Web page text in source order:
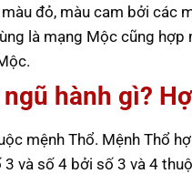
đỏ, màu cam bởi các
là mạng Mộc cũng
hành gì?
mệnh Thổ. Mệnh Thổ
và số 4 bởi số 3 và 4